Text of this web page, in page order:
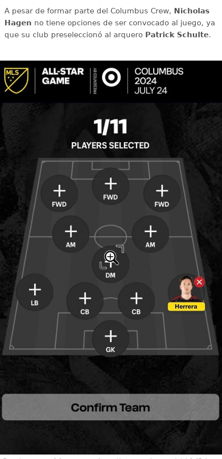
A pesar de formar parte del Columbus Crew, Nicholas
Hagen no tiene opciones de ser convocado al juego, ya
que su club preseleccionó al arqueroPatrick Schulte.